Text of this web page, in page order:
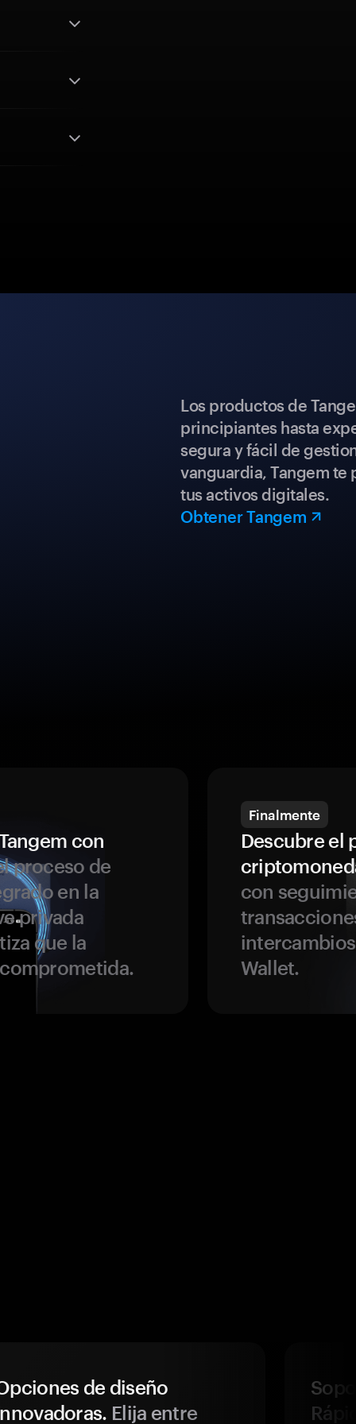
Los productos de
principiantes hasta
segura y fácil de
vanguardia, Tangem
tus activos digitales.
Obtener Tangem
con
proceso de
en la
privada
que la
Finalmente
Descubre el
con
Wallet.
de diseño
Elija entre